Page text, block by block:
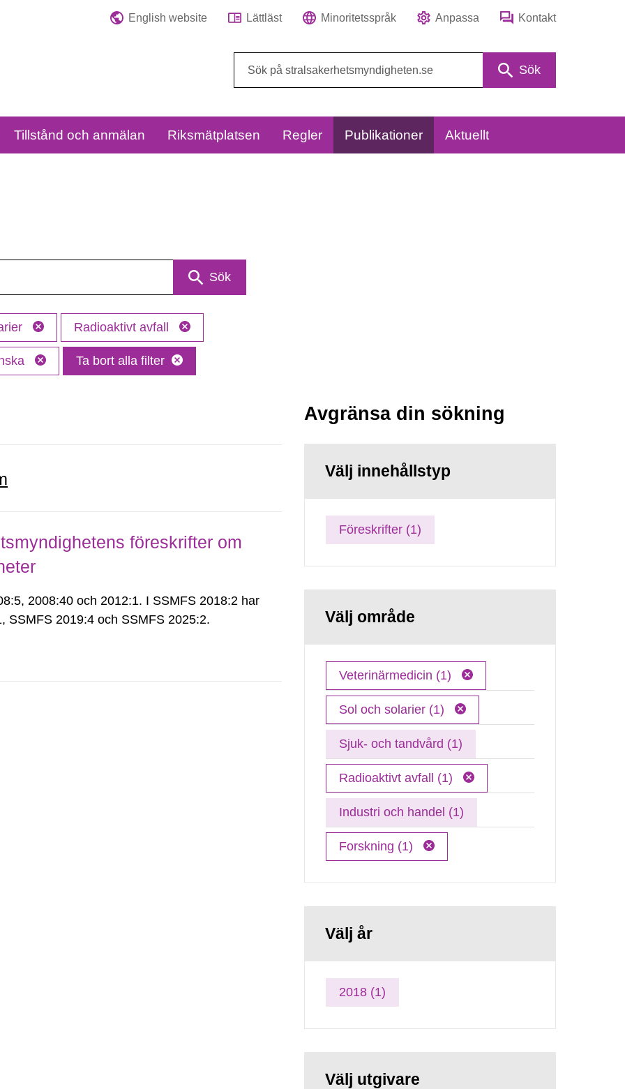
English website Lättläst Minoritetsspråk Anpassa Kontakt
Sök
Tillstånd och anmälan Riksmätplatsen Regler Publikationer Aktuellt
Sök
Radioaktivt avfall
Ta bort alla filter
föreskrifter om
2008:40 och 2012:1. I SSMFS 2018:2 har
SSMFS 2019:4 och SSMFS 2025:2.
Avgränsa din sökning
Välj innehållstyp
Föreskrifter (1)
Välj område
Veterinärmedicin (1)
Sol och solarier (1)
Sjuk- och tandvård (1)
Radioaktivt avfall (1)
Industri och handel (1)
Forskning (1)
Välj år
2018 (1)
Välj utgivare